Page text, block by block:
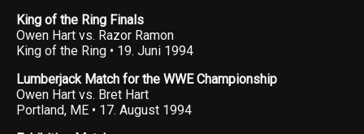
King of the Ring Finals
Owen Hart vs. Razor Ramon
King of the Ring • 19. Juni 1994
Lumberjack Match for the WWE Championship
Owen Hart vs. Bret Hart
Portland, ME • 17. August 1994